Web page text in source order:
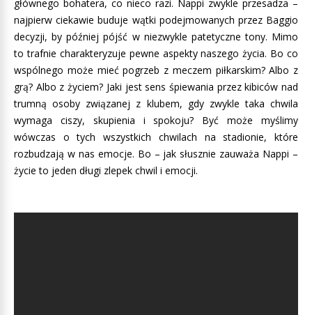
głównego bohatera, co nieco razi. Nappi zwykle przesadza –
najpierw ciekawie buduje wątki podejmowanych przez Baggio
decyzji, by później pójść w niezwykle patetyczne tony. Mimo
to trafnie charakteryzuje pewne aspekty naszego życia. Bo co
wspólnego może mieć pogrzeb z meczem piłkarskim? Albo z
grą? Albo z życiem? Jaki jest sens śpiewania przez kibiców nad
trumną osoby związanej z klubem, gdy zwykle taka chwila
wymaga ciszy, skupienia i spokoju? Być może myślimy
wówczas o tych wszystkich chwilach na stadionie, które
rozbudzają w nas emocje. Bo – jak słusznie zauważa Nappi –
życie to jeden długi zlepek chwil i emocji.